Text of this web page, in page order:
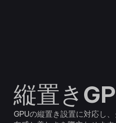
縦置き
GPUの縦置き設置に対応し